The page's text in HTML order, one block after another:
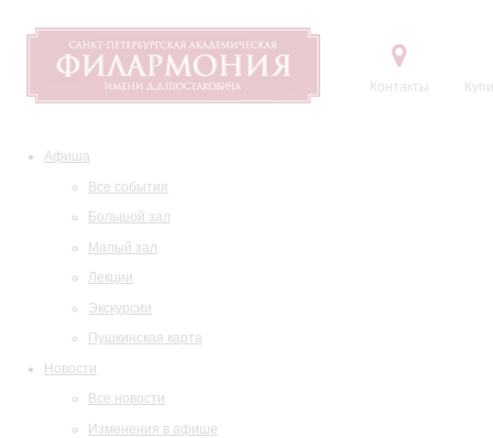
Контакты
Афиша
Все события
Большой зал
Малый зал
Лекции
Экскурсии
Пушкинская карта
Новости
Все новости
Изменения в афише